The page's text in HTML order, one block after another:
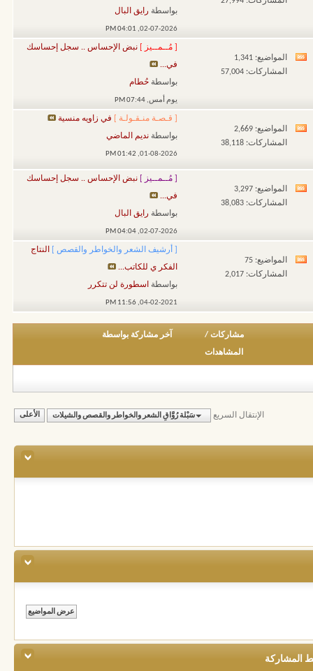
بواسطة رايق البال
02-07-2026,
04:01 PM
مشاهدة
المواضيع: 1,341
المشاركات: 57,004
[ مُــمــيز ] نبض الإحساس .. سجل إحساسك
في...
بواسطة حُطام
يوم أمس, 07:44 PM
مشاهدة
هذا
المنتدى
المواضيع: 2,669
المشاركات: 38,118
[ قـصـة منـقـولـة ] في زاويه منسية
بواسطة نديم الماضي
01-08-2026,
01:42 PM
مشاهدة
المواضيع: 3,297
المشاركات: 38,083
[ مُــمــيز ] نبض الإحساس .. سجل إحساسك
في...
بواسطة رايق البال
02-07-2026,
04:04 PM
مشاهدة
المواضيع: 75
المشاركات: 2,017
[ أرشيف الشعر والخواطر والقصص ] النتاج
الفكر ي للكاتب...
بواسطة اسطورة لن تتكرر
04-02-2021,
11:56 PM
مشاركات /
المشاهدات
آخر مشاركة بواسطة
الإنتقال السريع سَبْلة رُوَّاقِ الشعر والخواطر والقصص والشيلات الأعلى
المشاركة